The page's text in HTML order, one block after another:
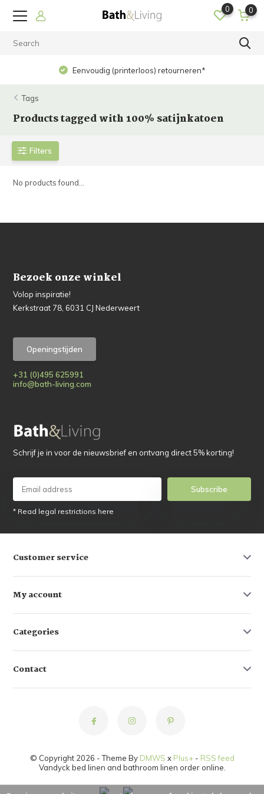
0 0
Eenvoudig (printerloos) retourneren*
Tags
Products tagged with 100% satijnkatoen
Filters
No products found...
Bezoek onze winkel
Volop inspiratie!
Kerkstraat 78, 6031 CJ Nederweert
Openingstijden
+31 (0)495 625991
info@bath-living.com
Schrijf je in voor de nieuwsbrief en ontvang direct 5% korting!
Subscribe
* Read legal restrictions here
Customer service
My account
Categories
Contact
© Copyright 2026 - Theme By DMWS x Plus+- RSS feed
Vandyck bed linen and bathroom linen order online.